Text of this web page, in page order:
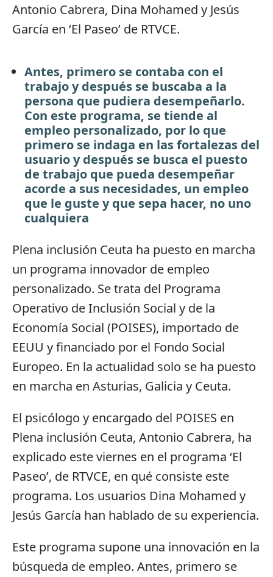
Antonio Cabrera, Dina Mohamed y Jesús
García en ‘El Paseo’ de RTVCE.
Antes, primero se contaba con el
trabajo y después se buscaba a la
persona que pudiera desempeñarlo.
Con este programa, se tiende al
empleo personalizado, por lo que
primero se indaga en las fortalezas del
usuario y después se busca el puesto
de trabajo que pueda desempeñar
acorde a sus necesidades, un empleo
que le guste y que sepa hacer, no uno
cualquiera
Plena inclusión Ceuta ha puesto en marcha
un programa innovador de empleo
personalizado. Se trata del Programa
Operativo de Inclusión Social y de la
Economía Social (POISES), importado de
EEUU y financiado por el Fondo Social
Europeo. En la actualidad solo se ha puesto
en marcha en Asturias, Galicia y Ceuta.
El psicólogo y encargado del POISES en
Plena inclusión Ceuta, Antonio Cabrera, ha
explicado este viernes en el programa ‘El
Paseo’, de RTVCE, en qué consiste este
programa. Los usuarios Dina Mohamed y
Jesús García han hablado de su experiencia.
Este programa supone una innovación en la
búsqueda de empleo. Antes, primero se